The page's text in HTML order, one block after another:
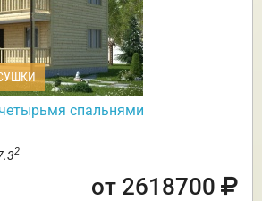
спальнями
2
от 2618700